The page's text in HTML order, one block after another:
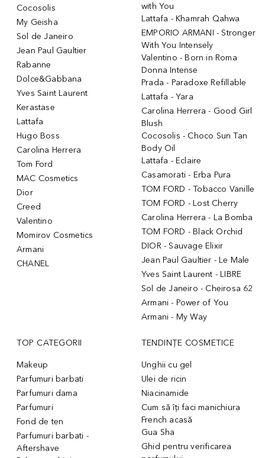
Cocosolis
My Geisha
Sol de Janeiro
Jean Paul Gaultier
Rabanne
Dolce&Gabbana
Yves Saint Laurent
Kerastase
Lattafa
Hugo Boss
Carolina Herrera
Tom Ford
MAC Cosmetics
Dior
Creed
Valentino
Momirov Cosmetics
Armani
CHANEL
with You
Lattafa - Khamrah Qahwa
EMPORIO ARMANI - Stronger
With You Intensely
Valentino - Born in Roma
Donna Intense
Prada - Paradoxe Refillable
Lattafa - Yara
Carolina Herrera - Good Girl
Blush
Cocosolis - Choco Sun Tan
Body Oil
Lattafa - Eclaire
Casamorati - Erba Pura
TOM FORD - Tobacco Vanille
TOM FORD - Lost Cherry
Carolina Herrera - La Bomba
TOM FORD - Black Orchid
DIOR - Sauvage Elixir
Jean Paul Gaultier - Le Male
Yves Saint Laurent - LIBRE
Sol de Janeiro - Cheirosa 62
Armani - Power of You
Armani - My Way
TOP CATEGORII
Makeup
Parfumuri barbati
Parfumuri dama
Parfumuri
Fond de ten
Parfumuri barbati -
Aftershave
TENDINȚE COSMETICE
Unghii cu gel
Ulei de ricin
Niacinamide
Cum să îți faci manichiura
French acasă
Gua Sha
Ghid pentru verificarea